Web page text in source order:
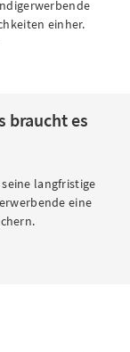
einher.
braucht es
langfristige
eine